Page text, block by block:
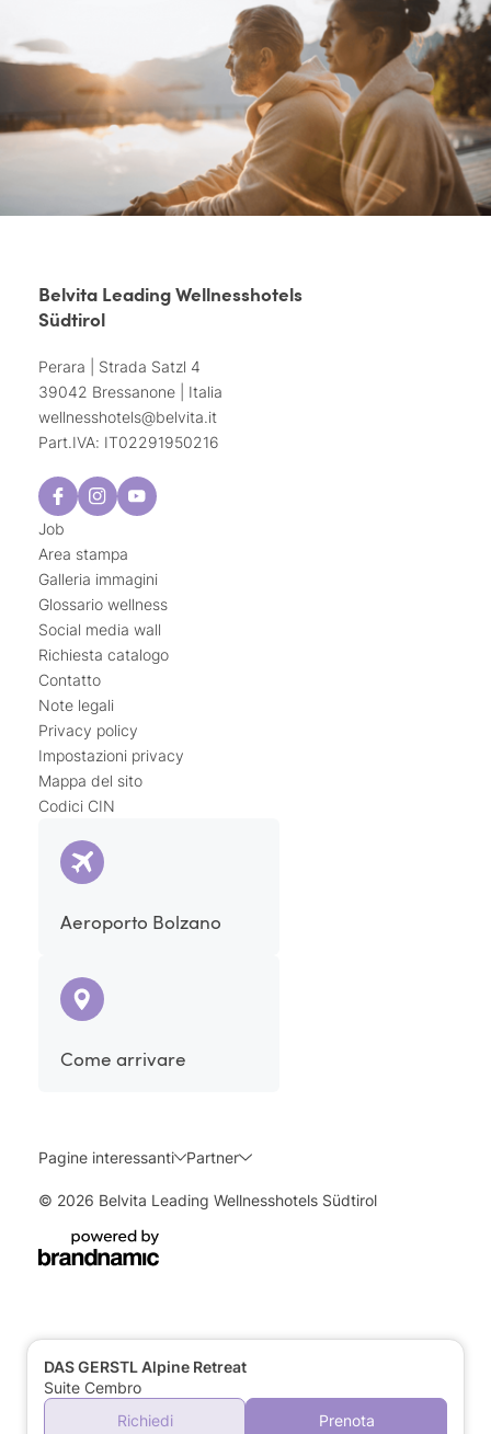
DAS GERSTL Alpine Retreat
Suite Cembro
Richiedi
Prenota
Belvita Leading Wellnesshotels
Südtirol
Perara | Strada Satzl 4
39042 Bressanone | Italia
wellnesshotels@belvita.it
Part.IVA: IT02291950216
Job
Area stampa
Galleria immagini
Glossario wellness
Social media wall
Richiesta catalogo
Contatto
Note legali
Privacy policy
Impostazioni privacy
Mappa del sito
Codici CIN
Aeroporto Bolzano
Come arrivare
Pagine interessanti Partner
© 2026 Belvita Leading Wellnesshotels Südtirol